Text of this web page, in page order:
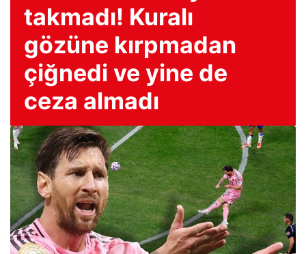
takmadı! Kuralı
gözüne kırpmadan
çiğnedi ve yine de
ceza almadı